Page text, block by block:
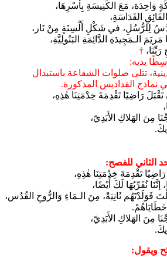
وَاحِدَة، مَعَ الكَنِيسَةِ بِأَسْرِهَا،
القَدَاسَةِ،
لِلرُّسُلِ، في شَكْلِ أَلْسِنَةٍ مِنْ نَار،
الـمَجِيدَةِ الدَّائِمَةِ البَتُولِيَّةِ،
†
يديه:
تتلى صلوات الشفاعة باستبدال
نماذج القداديس المذكورة.
رَاضِيًا تَقْدِمَةَ خِدْمَتِنَا هٰذِهِ،
مِنَ الهَلاكِ الأَبَدِيّ،
الثاني للفصح:
تَقْدِمَةَ خِدْمَتِنَا هٰذِهِ،
نُقَرِّبُهَا لَكَ أَيْضًا،
فَوَلَدْتَهُم ثَانِيَةً، مِنَ الـمَاءِ وَالرُّوحِ القُدُس،
مِنَ الهَلاكِ الأَبَدِيّ،
ويقول: